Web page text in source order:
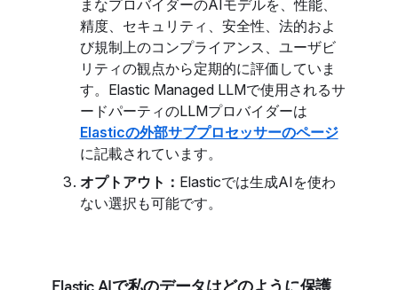
まなプロバイダーのAIモデルを、性能、
精度、セキュリティ、安全性、法的およ
び規制上のコンプライアンス、ユーザビ
リティの観点から定期的に評価していま
す。Elastic Managed LLMで使用されるサ
ードパーティのLLMプロバイダーは
Elasticの外部サブプロセッサーのページ
に記載されています。
オプトアウト： Elasticでは生成AIを使わ
ない選択も可能です。